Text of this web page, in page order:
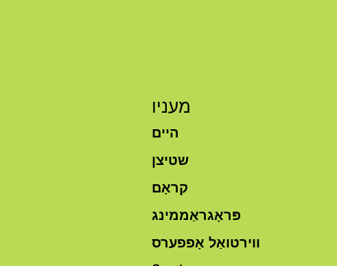
מעניו
היים
שטיצן
קראָם
פּראָגראַממינג
ווירטואַל אָפפערס